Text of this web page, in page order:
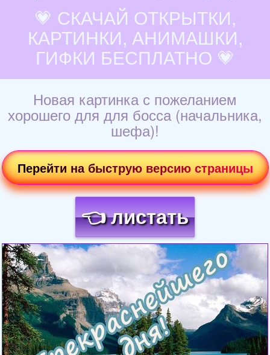
💗 СКАЧАЙ ОТКРЫТКИ,
КАРТИНКИ, АНИМАШКИ,
ГИФКИ БЕСПЛАТНО 💗
Новая картинка с пожеланием
хорошего для для босса (начальника,
шефа)!
Перейти на быструю версию страницы
👈 листать
Загрузка картинки...